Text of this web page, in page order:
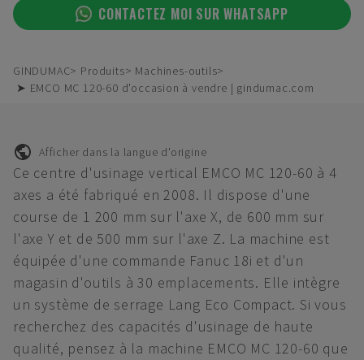
CONTACTEZ MOI SUR WHATSAPP
GINDUMAC Produits
Machines-outils
➤ EMCO MC 120-60 d'occasion à vendre | gindumac.com
Afficher dans la langue d'origine
Ce centre d'usinage vertical EMCO MC 120-60 à 4
axes a été fabriqué en 2008. Il dispose d'une
course de 1 200 mm sur l'axe X, de 600 mm sur
l'axe Y et de 500 mm sur l'axe Z. La machine est
équipée d'une commande Fanuc 18i et d'un
magasin d'outils à 30 emplacements. Elle intègre
un système de serrage Lang Eco Compact. Si vous
recherchez des capacités d'usinage de haute
qualité, pensez à la machine EMCO MC 120-60 que